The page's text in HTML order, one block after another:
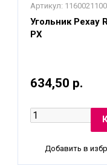
Артикул:
Угольник Рехау
PX
634,50 р.
Добавить в